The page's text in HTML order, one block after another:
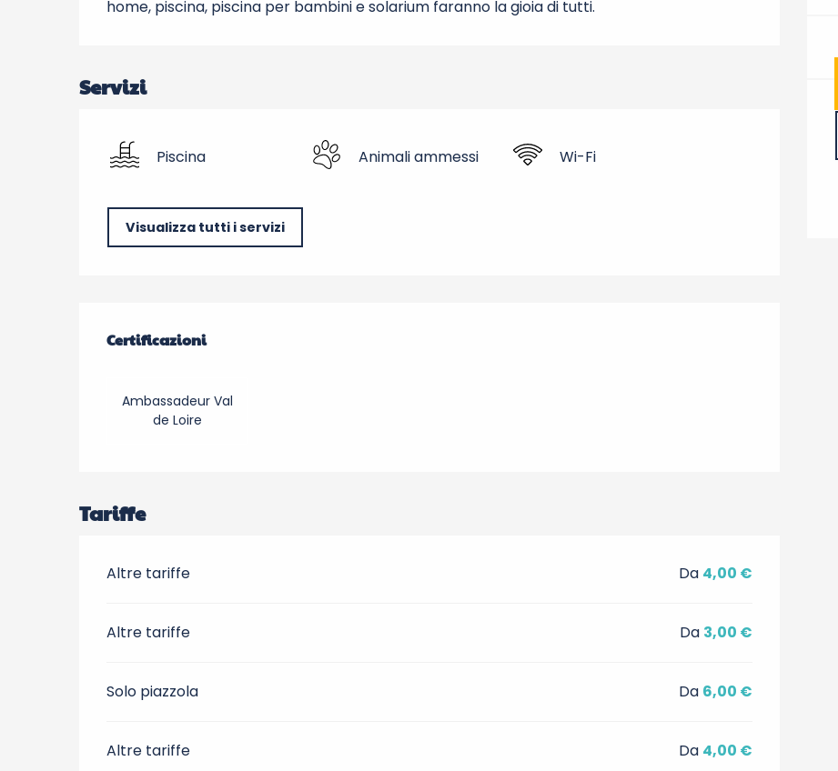
home, piscina, piscina per bambini e solarium faranno la gioia di tutti.
Servizi
Piscina Animali ammessi Wi-Fi
Visualizza tutti i servizi
Offerte di prestazioni
Certificazioni
Certificazioni
Ambassadeur Val
de Loire
Tariffe
Altre tariffe Da 4,00 €
Altre tariffe Da 3,00 €
Solo piazzola Da 6,00 €
Altre tariffe Da 4,00 €